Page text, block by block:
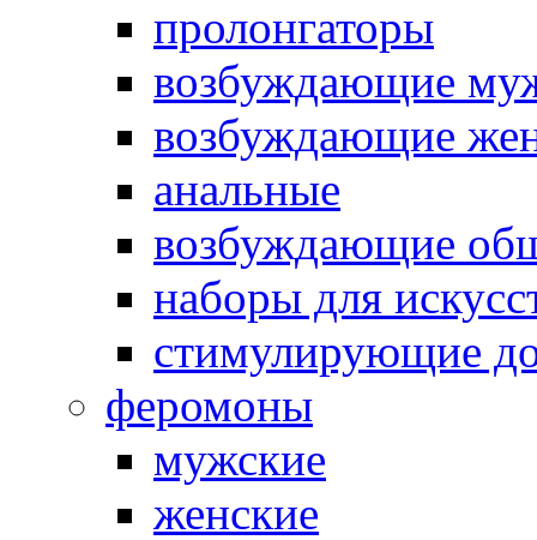
пролонгаторы
возбуждающие
возбуждающие
анальные
возбуждающие
наборы для
стимулирующие
феромоны
мужские
женские